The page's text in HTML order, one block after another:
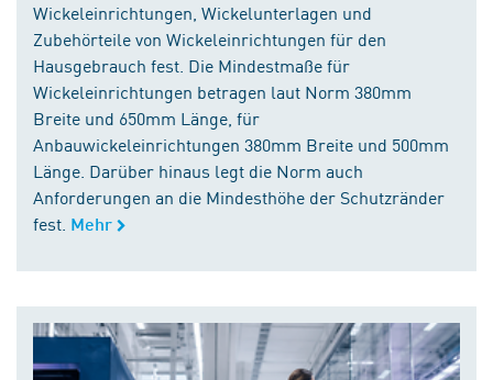
Wickeleinrichtungen, Wickelunterlagen und
Zubehörteile von Wickeleinrichtungen für den
Hausgebrauch fest. Die Mindestmaße für
Wickeleinrichtungen betragen laut Norm 380mm
Breite und 650mm Länge, für
Anbauwickeleinrichtungen 380mm Breite und 500mm
Länge. Darüber hinaus legt die Norm auch
Anforderungen an die Mindesthöhe der Schutzränder
fest. Mehr